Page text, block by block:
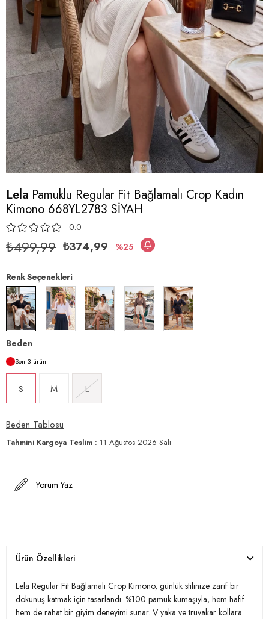
Lela Pamuklu Regular Fit Bağlamalı Crop Kadın
Kimono 668YL2783 SİYAH
0.0
₺499,99 ₺374,99 25
Renk Seçenekleri
Beden
3
S M L
Beden Tablosu
Tahmini Kargoya Teslim : 11 Ağustos 2026 Salı
Yorum Yaz
Ürün Özellikleri
Lela Regular Fit Bağlamalı Crop Kimono, günlük stilinize zarif bir
dokunuş katmak için tasarlandı. %100 pamuk kumaşıyla, hem hafif
hem de rahat bir giyim deneyimi sunar. V yaka ve truvakar kollara